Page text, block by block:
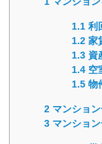
1.1 利
1.2 家
1.3 資
1.4 空
1.5 物
2 マンショ
3 マンショ